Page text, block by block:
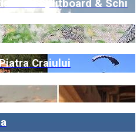
de Splitboard & Schi
Craiului